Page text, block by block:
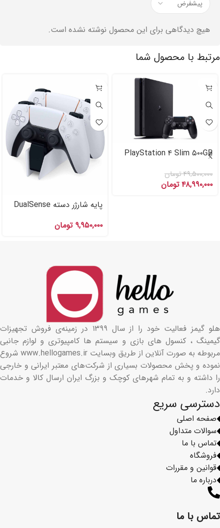
هیچ دیدگاهی برای این محصول نوشته نشده است.
مرتبط با محصول شما
-۱%
PlayStation ۴ Slim ۵۰۰GB
(کارکرده)
۴۹,۵۰۰,۰۰۰تومان
۴۸,۹۹۰,۰۰۰ تومان
پایه شارژر دسته DualSense
۹,۹۵۰,۰۰۰ تومان
تماس با ما​
فروشگاه
قوانین و مقررات
درباره ما
دسترسی سریع
صفحه اصلی
سوالات متداول
تماس با ما
هلو گیمز فعالیت خود را از سال ۱۳۹۹ در زمینه‌ی فروش تجهیزات
گیمینگ ، کنسول های بازی و سیستم ها کامپیوتری و لوازم جانبی
مربوطه به صورت آنلاین از طریق وبسایت www.hellogames.ir شروع
نموده و پخش محصولات بسیاری از شرکت‌های معتبر ایرانی و خارجی
را داشته و به تمام شهرهای کوچک و بزرگ ایران ارسال کالا و خدمات
دارد.